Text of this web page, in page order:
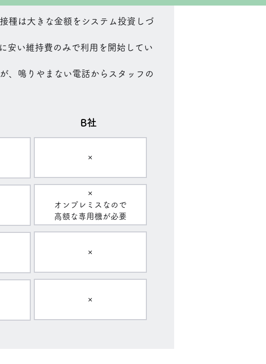
種は大きな金額をシステム投資しづ
安い維持費のみで利用を開始してい
、鳴りやまない電話からスタッフの
B社
×
×
オンプレミスなので
高額な専用機が必要
×
×